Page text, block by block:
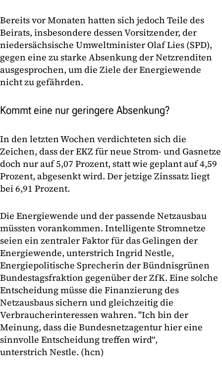
Bereits vor Monaten hatten sich jedoch Teile des
Beirats, insbesondere dessen Vorsitzender, der
niedersächsische Umweltminister Olaf Lies (SPD),
gegen eine zu starke Absenkung der Netzrenditen
ausgesprochen, um die Ziele der Energiewende
nicht zu gefährden.
Kommt eine nur geringere Absenkung?
In den letzten Wochen verdichteten sich die
Zeichen, dass der EKZ für neue Strom- und Gasnetze
doch nur auf 5,07 Prozent, statt wie geplant auf 4,59
Prozent, abgesenkt wird. Der jetzige Zinssatz liegt
bei 6,91 Prozent.
Die Energiewende und der passende Netzausbau
müssten vorankommen. Intelligente Stromnetze
seien ein zentraler Faktor für das Gelingen der
Energiewende, unterstrich Ingrid Nestle,
Energiepolitische Sprecherin der Bündnisgrünen
Bundestagsfraktion gegenüber der ZfK. Eine solche
Entscheidung müsse die Finanzierung des
Netzausbaus sichern und gleichzeitig die
Verbraucherinteressen wahren. "Ich bin der
Meinung, dass die Bundesnetzagentur hier eine
sinnvolle Entscheidung treffen wird“,
unterstrich Nestle. (hcn)